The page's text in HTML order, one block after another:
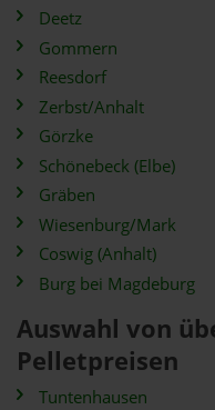
Deetz
Gommern
Reesdorf
Zerbst/Anhalt
Görzke
Schönebeck (Elbe)
Gräben
Wiesenburg/Mark
Coswig (Anhalt)
Burg bei Magdeburg
Auswahl von
Pelletpreisen
Tuntenhausen